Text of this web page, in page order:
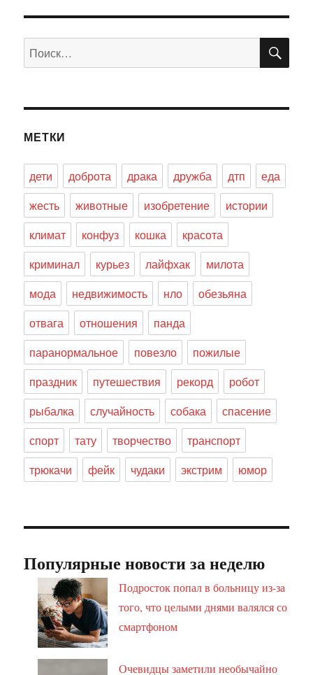
Искать:
МЕТКИ
дети доброта драка дружба дтп
еда
жесть
животные изобретение
истории
климат
конфуз кошка
красота
криминал
курьез лайфхак
милота
мода
недвижимость нло
обезьяна
отвага
отношения
панда
паранормальное
повезло
пожилые
праздник
путешествия рекорд
робот
рыбалка
случайность собака
спасение
спорт
тату творчество
транспорт
трюкачи
фейк чудаки экстрим юмор
Популярные новости за неделю
Подросток попал в больницу из-за
того, что целыми днями валялся со
смартфоном
Очевидцы заметили необычайно